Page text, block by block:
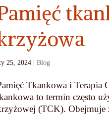
25, 2024 |Blog
Tkankowa i Terapia
to termin często
(TCK). Obejmuje